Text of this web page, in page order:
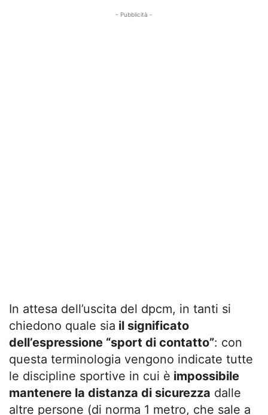
- Pubblicità -
In attesa dell’uscita del dpcm, in tanti si
chiedono quale sia il significato
dell’espressione “sport di contatto”: con
questa terminologia vengono indicate tutte
le discipline sportive in cui è impossibile
mantenere la distanza di sicurezza dalle
altre persone (di norma 1 metro, che sale a